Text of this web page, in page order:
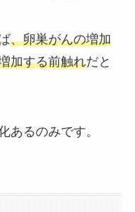
、卵巣がんの増加
加する前触れだと
あるのみです。